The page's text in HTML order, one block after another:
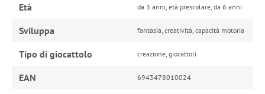
Età da 3 anni, età prescolare, da 6 anni
Sviluppa fantasia, creatività, capacità motoria
Tipo di giocattolo creazione, giocattoli
EAN 6943478010024